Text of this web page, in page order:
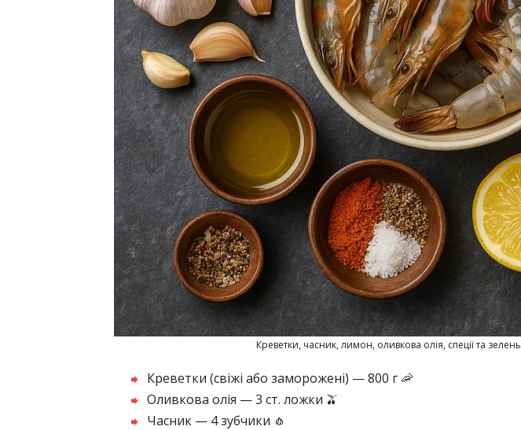
Креветки, часник, лимон, оливкова олія, спеції та зелень
Креветки (свіжі або заморожені) — 800 г 🦐
Оливкова олія — 3 ст. ложки 🫒
Часник — 4 зубчики 🧄